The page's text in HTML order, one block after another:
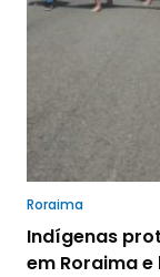
Roraima
Indígenas
em Roraima